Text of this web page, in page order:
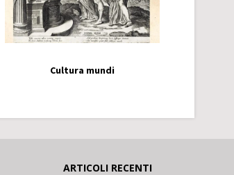
Cultura mundi
ARTICOLI RECENTI